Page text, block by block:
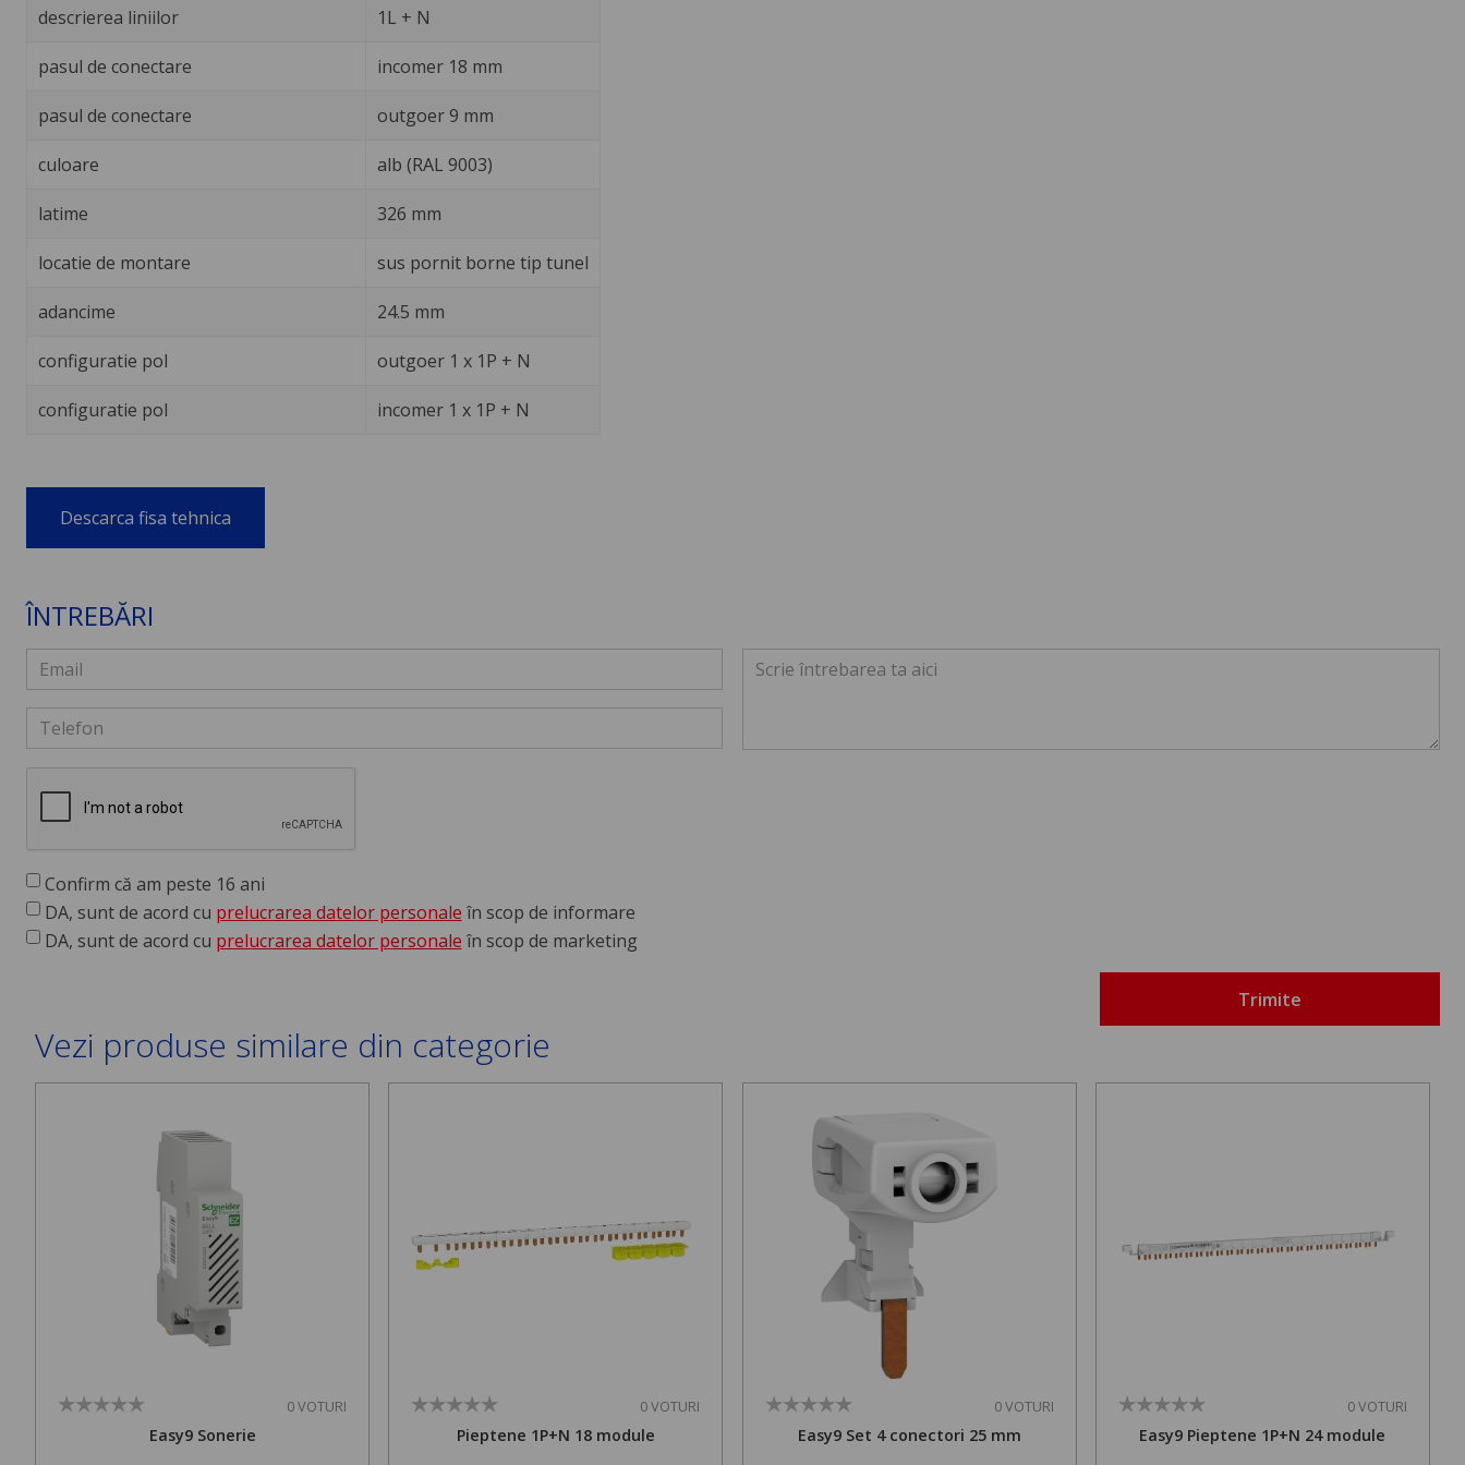
descrierea liniilor 1L + N
pasul de conectare incomer 18 mm
pasul de conectare outgoer 9 mm
culoare alb (RAL 9003)
latime 326 mm
locatie de montare sus pornit borne tip tunel
adancime 24.5 mm
configuratie pol outgoer 1 x 1P + N
configuratie pol incomer 1 x 1P + N
Descarca fisa tehnica
ÎNTREBĂRI
Confirm că am peste 16 ani
DA, sunt de acord cu prelucrarea datelor personale în scop de informare
DA, sunt de acord cu prelucrarea datelor personale în scop de marketing
Trimite
Vezi produse similare din categorie
0 VOTURI
Easy9 Sonerie
0 VOTURI
Pieptene 1P+N 18 module
0 VOTURI
Easy9 Set 4 conectori 25 mm
0 VOTURI
Easy9 Pieptene 1P+N 24 module